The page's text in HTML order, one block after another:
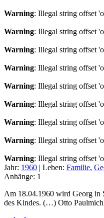
Warning: Illegal string offset
Warning: Illegal string offset
Warning: Illegal string offset
Warning: Illegal string offset
Warning: Illegal string offset
Warning: Illegal string offset
Warning: Illegal string offset
Warning: Illegal string offset
Warning: Illegal string offset
Jahr: 1960 | Leben: Familie,
Anhänge: 1
Am 18.04.1960 wird Georg in
des Kindes. (…) Otto